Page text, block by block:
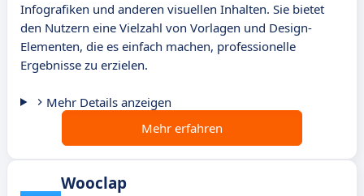
Infografiken und anderen visuellen Inhalten. Sie bietet
den Nutzern eine Vielzahl von Vorlagen und Design-
Elementen, die es einfach machen, professionelle
Ergebnisse zu erzielen.
Mehr Details anzeigen
Mehr erfahren
Wooclap